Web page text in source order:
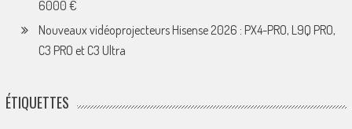
6000 €
Nouveaux vidéoprojecteurs Hisense 2026 : PX4-PRO, L9Q PRO,
C3 PRO et C3 Ultra
ÉTIQUETTES